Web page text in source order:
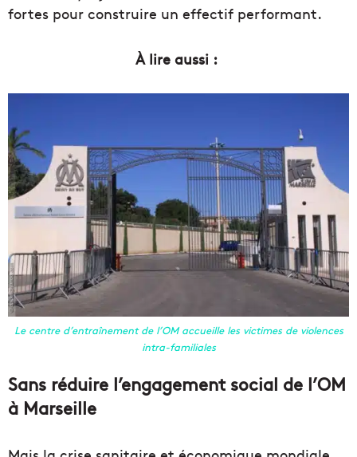
fortes pour construire un effectif performant.
À lire aussi :
Le centre d’entraînement de l’OM accueille les victimes de violences
intra-familiales
Sans réduire l’engagement social de l’OM
à Marseille